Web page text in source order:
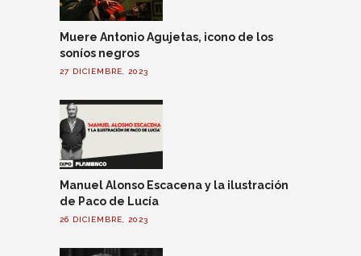
Muere Antonio Agujetas, icono de los
soníos negros
27 DICIEMBRE, 2023
Manuel Alonso Escacena y la ilustración
de Paco de Lucía
26 DICIEMBRE, 2023